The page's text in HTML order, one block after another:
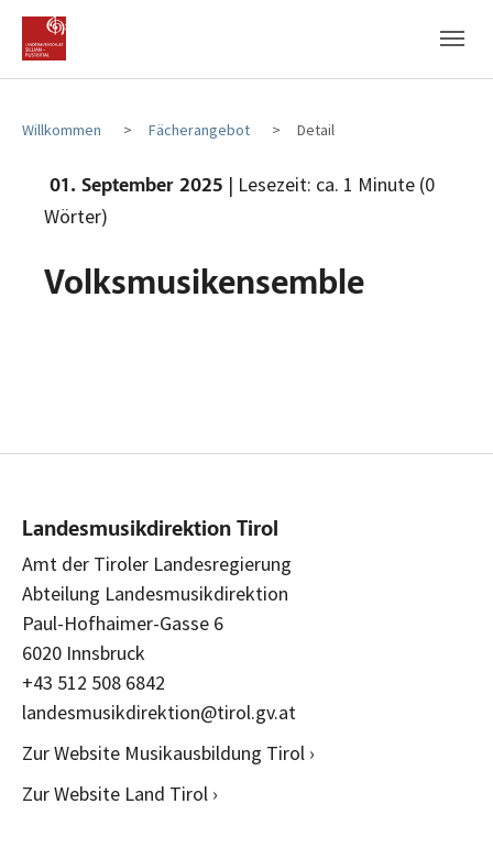
Zum Hauptinhalt
Zum Fußbereich
Willkommen Fächerangebot Detail
01. September 2025 | Lesezeit: ca. 1 Minute (0
Wörter)
Volksmusikensemble
Landesmusikdirektion Tirol
Amt der Tiroler Landesregierung
Abteilung Landesmusikdirektion
Paul-Hofhaimer-Gasse 6
6020 Innsbruck
+43 512 508 6842
landesmusikdirektion@tirol.gv.at
Zur Website Musikausbildung Tirol ›
Zur Website Land Tirol ›